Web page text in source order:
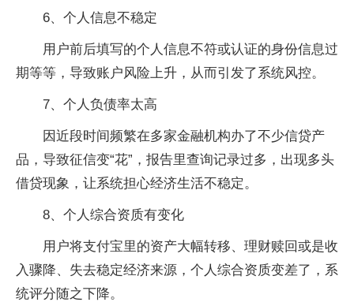
6、个人信息不稳定
用户前后填写的个人信息不符或认证的身份信息过
期等等，导致账户风险上升，从而引发了系统风控。
7、个人负债率太高
因近段时间频繁在多家金融机构办了不少信贷产
品，导致征信变“花”，报告里查询记录过多，出现多头
借贷现象，让系统担心经济生活不稳定。
8、个人综合资质有变化
用户将支付宝里的资产大幅转移、理财赎回或是收
入骤降、失去稳定经济来源，个人综合资质变差了，系
统评分随之下降。